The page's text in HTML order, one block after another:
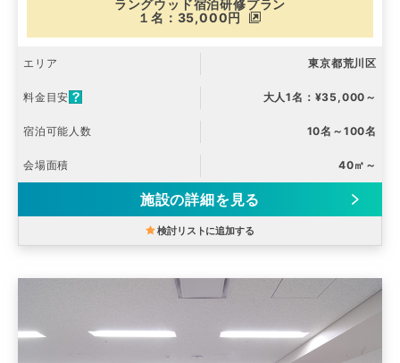
ラングウッド宿泊研修プラン
１名：35,000円
エリア 東京都荒川区
料金目安 大人1名：¥35,000～
宿泊可能人数 10名～100名
会場面積 40㎡～
施設の詳細を見る
検討リストに追加する